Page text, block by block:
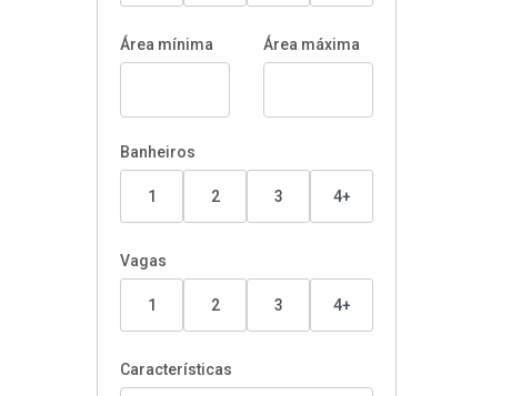
Área mínima Área máxima
Banheiros
1 2 3 4+
Vagas
1 2 3 4+
Características